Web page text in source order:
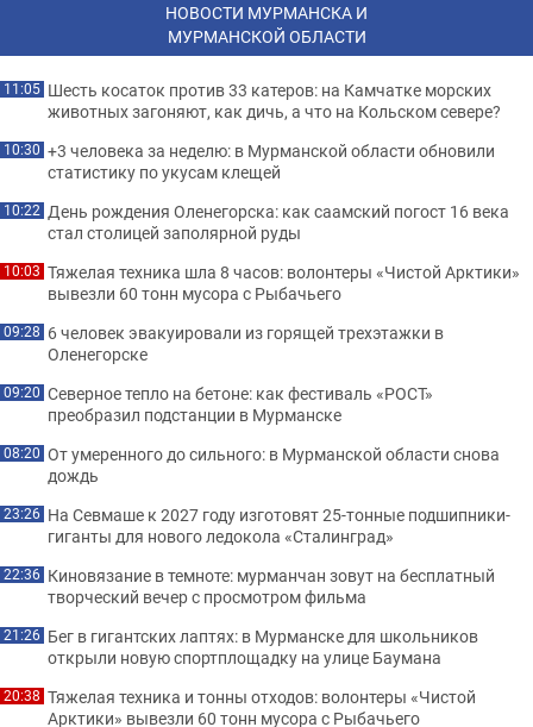
НОВОСТИ МУРМАНСКА И
МУРМАНСКОЙ ОБЛАСТИ
11:05 Шесть косаток против 33 катеров: на Камчатке морских
животных загоняют, как дичь, а что на Кольском севере?
10:30 +3 человека за неделю: в Мурманской области обновили
статистику по укусам клещей
10:22 День рождения Оленегорска: как саамский погост 16 века
стал столицей заполярной руды
10:03 Тяжелая техника шла 8 часов: волонтеры «Чистой Арктики»
вывезли 60 тонн мусора с Рыбачьего
09:28 6 человек эвакуировали из горящей трехэтажки в
Оленегорске
09:20 Северное тепло на бетоне: как фестиваль «РОСТ»
преобразил подстанции в Мурманске
08:20 От умеренного до сильного: в Мурманской области снова
дождь
23:26 На Севмаше к 2027 году изготовят 25-тонные подшипники-
гиганты для нового ледокола «Сталинград»
22:36 Киновязание в темноте: мурманчан зовут на бесплатный
творческий вечер с просмотром фильма
21:26 Бег в гигантских лаптях: в Мурманске для школьников
открыли новую спортплощадку на улице Баумана
20:38 Тяжелая техника и тонны отходов: волонтеры «Чистой
Арктики» вывезли 60 тонн мусора с Рыбачьего